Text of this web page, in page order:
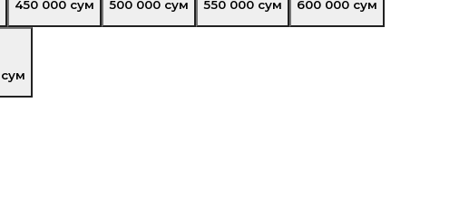
450 000 сум
500 000 сум
550 000 сум
600 000 сум
сум